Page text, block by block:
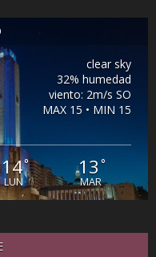
clear sky
32% humedad
viento: 2m/s SO
MAX 15 • MIN 15
14°
LUN
13 °
MAR